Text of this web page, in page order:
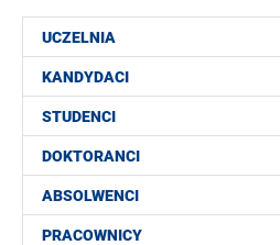
UCZELNIA
KANDYDACI
STUDENCI
DOKTORANCI
ABSOLWENCI
PRACOWNICY